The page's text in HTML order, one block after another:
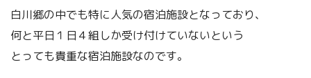
白川郷の中でも特に人気の宿泊施設となっており、
何と平日１日４組しか受け付けていないという
とっても貴重な宿泊施設なのです。